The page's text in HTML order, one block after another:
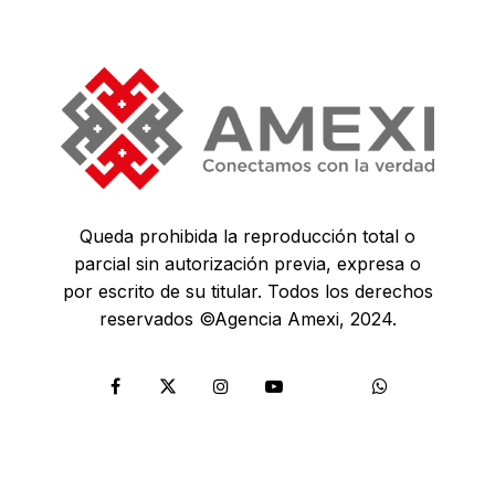
Queda prohibida la reproducción total o
parcial sin autorización previa, expresa o
por escrito de su titular. Todos los derechos
reservados ©Agencia Amexi, 2024.